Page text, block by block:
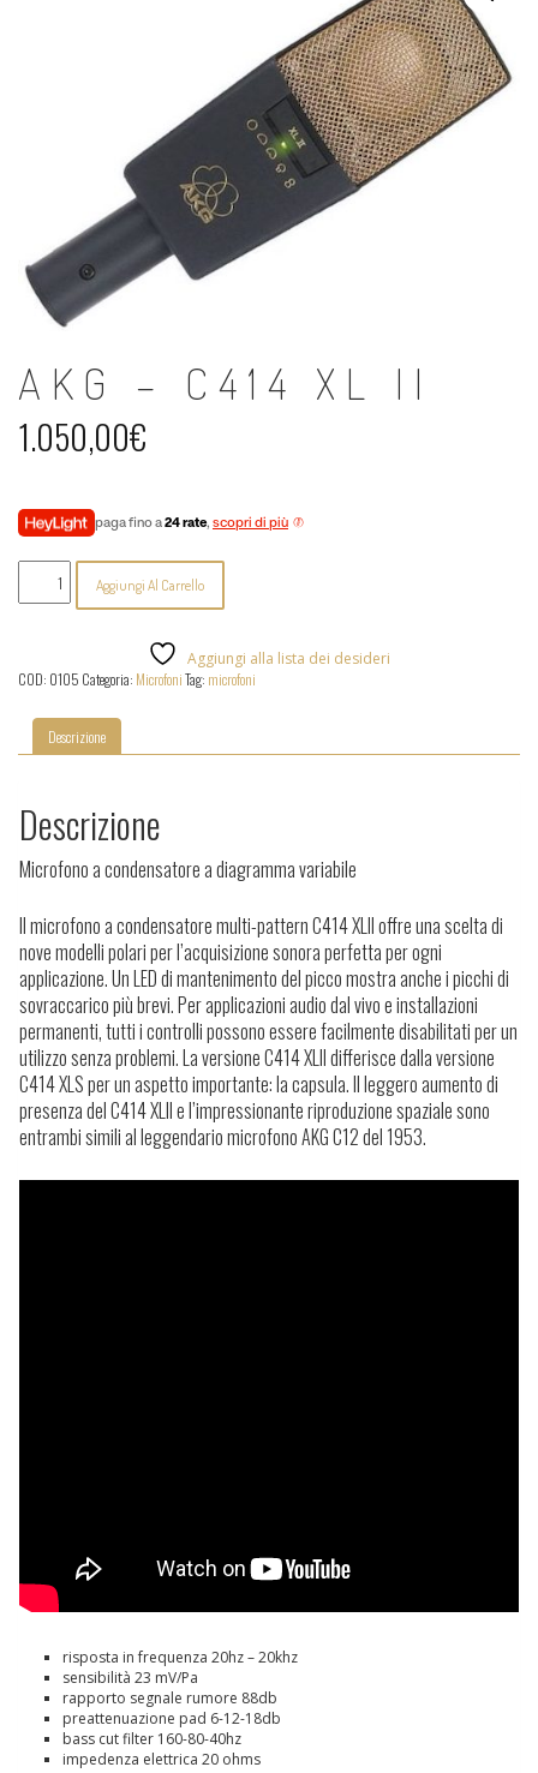
AKG – C414 XL II
1.050,00€
paga fino a24 rate, scopri di più
C414
quantità
Aggiungi Al Carrello
Aggiungi alla lista dei desideri
COD: 0105 Categoria: MicrofoniTag: microfoni
Descrizione
Descrizione
Microfono a condensatore a diagramma variabile
Il microfono a condensatore multi-pattern C414 XLII offre una scelta di
nove modelli polari per l’acquisizione sonora perfetta per ogni
applicazione. Un LED di mantenimento del picco mostra anche i picchi di
sovraccarico più brevi. Per applicazioni audio dal vivo e installazioni
permanenti, tutti i controlli possono essere facilmente disabilitati per un
utilizzo senza problemi. La versione C414 XLII differisce dalla versione
C414 XLS per un aspetto importante: la capsula. Il leggero aumento di
presenza del C414 XLII e l’impressionante riproduzione spaziale sono
entrambi simili al leggendario microfono AKG C12 del 1953.
risposta in frequenza 20hz – 20khz
sensibilità 23 mV/Pa
rapporto segnale rumore 88db
preattenuazione pad 6-12-18db
bass cut filter 160-80-40hz
impedenza elettrica 20 ohms